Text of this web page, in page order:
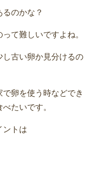
のかな？
て難しいですよね。
古い卵か見分けるの
卵を使う時などでき
たいです。
ントは